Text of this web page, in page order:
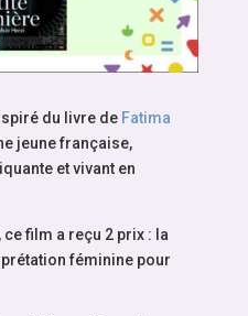
du livre de Fatima
jeune française,
et vivant en
ce film a reçu 2 prix : la
féminine pour